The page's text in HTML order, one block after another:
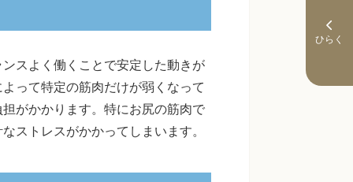
スよく働くことで安定した動きが
って特定の筋肉だけが弱くなって
がかかります。特にお尻の筋肉で
ストレスがかかってしまいます。